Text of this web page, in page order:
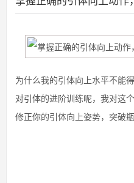
为什么我的引体向上水平不能
对引体的进阶训练呢，我对这
修正你的引体向上姿势，突破瓶